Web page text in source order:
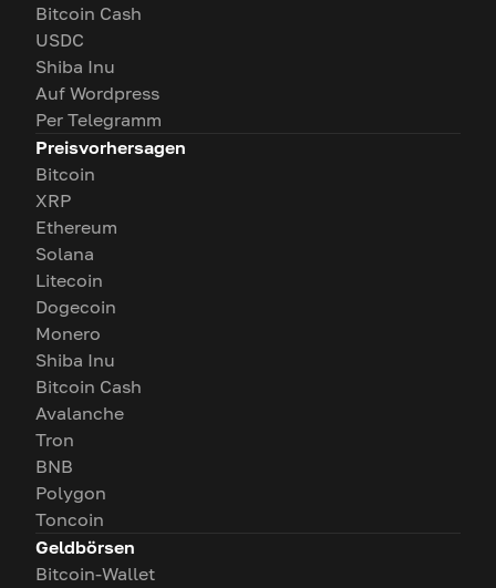
Bitcoin Cash
USDC
Shiba Inu
Auf Wordpress
Per Telegramm
Preisvorhersagen
Bitcoin
XRP
Ethereum
Solana
Litecoin
Dogecoin
Monero
Shiba Inu
Bitcoin Cash
Avalanche
Tron
BNB
Polygon
Toncoin
Geldbörsen
Bitcoin-Wallet